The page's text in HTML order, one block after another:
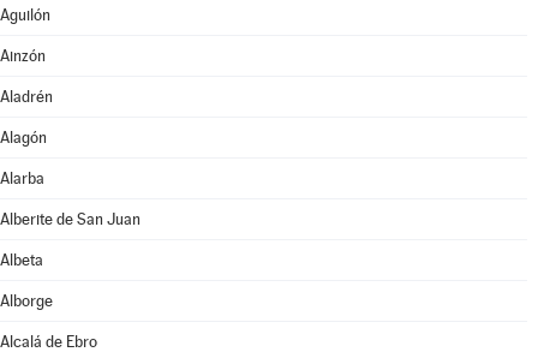
Aguilón
Ainzón
Aladrén
Alagón
Alarba
Alberite de San Juan
Albeta
Alborge
Alcalá de Ebro